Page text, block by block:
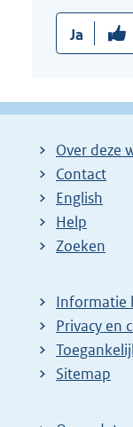
Ja
Over deze
Contact
English
Help
Zoeken
Informatie
Privacy en
Sitemap